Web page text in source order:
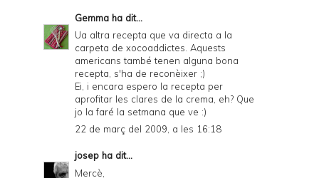
Gemma ha dit...
Ua altra recepta que va directa a la
carpeta de xocoaddictes. Aquests
americans també tenen alguna bona
recepta, s'ha de reconèixer ;)
Ei, i encara espero la recepta per
aprofitar les clares de la crema, eh? Que
jo la faré la setmana que ve :)
22 de març del 2009, a les 16:18
josep ha dit...
Mercè,